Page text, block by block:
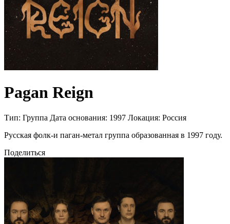
Pagan Reign
Тип: Группа Дата основания: 1997 Локация: Россия
Русская фолк-и паган-метал группа образованная в 1997 году.
Поделиться